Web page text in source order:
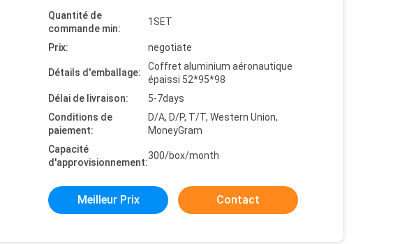
Quantité de
commande min:
1SET
Prix: negotiate
Détails d'emballage:
Coffret aluminium aéronautique
épaissi 52*95*98
Délai de livraison:
5-7days
Conditions de
paiement:
D/A, D/P, T/T, Western Union,
MoneyGram
Capacité
d'approvisionnement:
300/box/month
Meilleur Prix Contact